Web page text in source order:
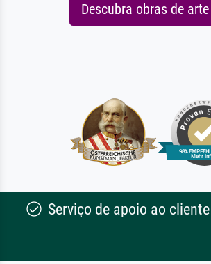
Descubra obras de
Serviço de apoio ao